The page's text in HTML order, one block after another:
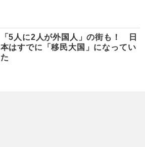
「5人に2人が外国人」の街も！ 日
本はすでに「移民大国」になってい
た